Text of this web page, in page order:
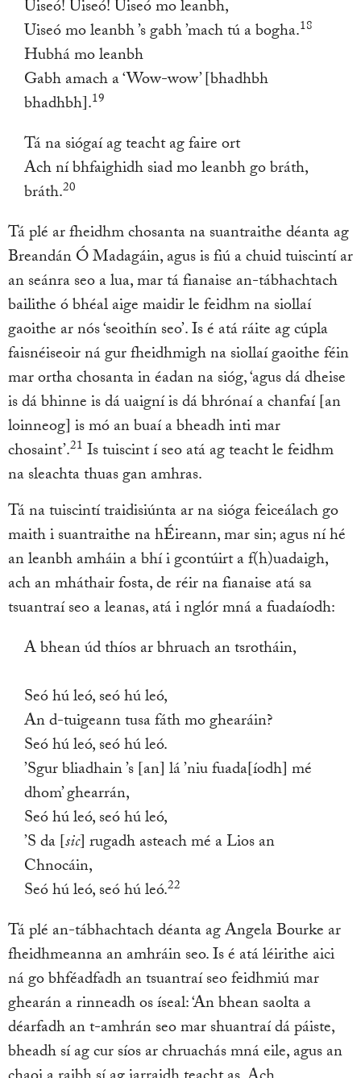
Uiseó! Uiseó! Uiseó mo leanbh,
Uiseó mo leanbh ’s gabh ’mach tú a bogha.18
Hubhá mo leanbh
Gabh amach a ‘Wow-wow’ [bhadhbh
bhadhbh].19
Tá na siógaí ag teacht ag faire ort
Ach ní bhfaighidh siad mo leanbh go bráth,
bráth.20
Tá plé ar fheidhm chosanta na suantraithe déanta ag
Breandán Ó Madagáin, agus is fiú a chuid tuiscintí ar
an seánra seo a lua, mar tá fianaise an-tábhachtach
bailithe ó bhéal aige maidir le feidhm na siollaí
gaoithe ar nós ‘seoithín seo’. Is é atá ráite ag cúpla
faisnéiseoir ná gur fheidhmigh na siollaí gaoithe féin
mar ortha chosanta in éadan na sióg, ‘agus dá dheise
is dá bhinne is dá uaigní is dá bhrónaí a chanfaí [an
loinneog] is mó an buaí a bheadh inti mar
chosaint’.21 Is tuiscint í seo atá ag teacht le feidhm
na sleachta thuas gan amhras.
Tá na tuiscintí traidisiúnta ar na sióga feiceálach go
maith i suantraithe na hÉireann, mar sin; agus ní hé
an leanbh amháin a bhí i gcontúirt a f(h)uadaigh,
ach an mháthair fosta, de réir na fianaise atá sa
tsuantraí seo a leanas, atá i nglór mná a fuadaíodh:
A bhean úd thíos ar bhruach an tsrotháin,
Seó hú leó, seó hú leó,
An d-tuigeann tusa fáth mo ghearáin?
Seó hú leó, seó hú leó.
’Sgur bliadhain ’s [an] lá ’niu fuada[íodh] mé
dhom’ ghearrán,
Seó hú leó, seó hú leó,
’S da [sic] rugadh asteach mé a Lios an
Chnocáin,
Seó hú leó, seó hú leó.22
Tá plé an-tábhachtach déanta ag Angela Bourke ar
fheidhmeanna an amhráin seo. Is é atá léirithe aici
ná go bhféadfadh an tsuantraí seo feidhmiú mar
ghearán a rinneadh os íseal: ‘An bhean saolta a
déarfadh an t-amhrán seo mar shuantraí dá páiste,
bheadh sí ag cur síos ar chruachás mná eile, agus an